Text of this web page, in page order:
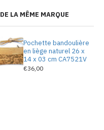
DE LA MÊME MARQUE
Pochette bandoulière
en liège naturel 26 x
14 x 03 cm CA7521V
€36,00